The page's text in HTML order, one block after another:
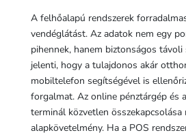
A felhőalapú rendszerek
vendéglátást. Az adatok nem egy
pihennek, hanem biztonságos távoli
jelenti, hogy a tulajdonos akár
mobiltelefon segítségével is
forgalmat. Az online pénztárgép és
terminál közvetlen összekapcsolása
alapkövetelmény. Ha a POS